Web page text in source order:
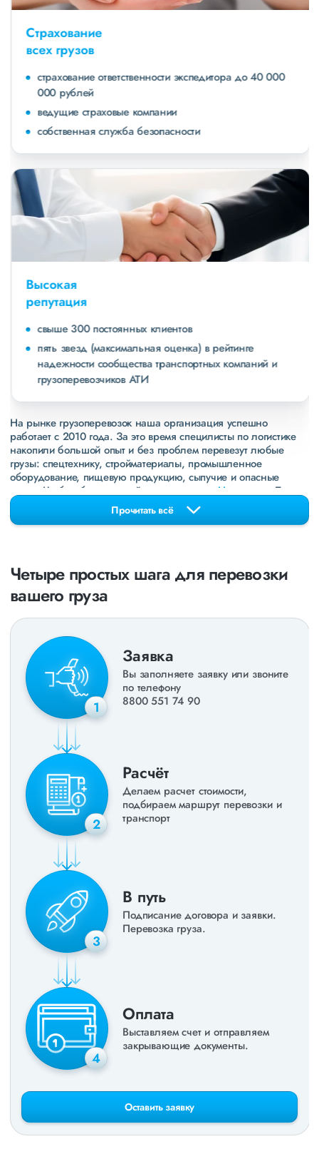
Страхование
всех грузов
страхование ответственности экспедитора до 40 000
000 рублей
ведущие страховые компании
собственная служба безопасности
Высокая
репутация
свыше 300 постоянных клиентов
пять звезд (максимальная оценка) в рейтинге
надежности сообщества транспортных компаний и
грузоперевозчиков АТИ
На рынке грузоперевозок наша организация успешно
работает с 2010 года. За это время специлисты по логистике
накопили большой опыт и без проблем перевезут любые
грузы: спецтехнику, стройматериалы, промышленное
оборудование, пищевую продукцию, сыпучие и опасные
грузы. Чтобы убедиться зайдите в раздел
«Наш опыт»
. Там
свежие примеры перевозок, которые обновляются несколько
раз в неделю. Также недавно мы запустили новые
направления вДНРиЛНР. Предоставляем все стандартные
экспедирование. За каждым клиентом закреплен менеджер,
который сообщит о текущем статусе вашего груза. Чтобы
получить коммерческое предложение заполните форму на
РФ).
Прочитать всё
Четыре простых шага для перевозки
вашего груза
1
Заявка
Вы заполняете заявку или звоните
по телефону
8800 551 74 90
2
Расчёт
Делаем расчет стоимости,
подбираем маршрут перевозки и
транспорт
3
В путь
Подписание договора и заявки.
Перевозка груза.
4
Оплата
Выставляем счет и отправляем
закрывающие документы.
Оставить заявку